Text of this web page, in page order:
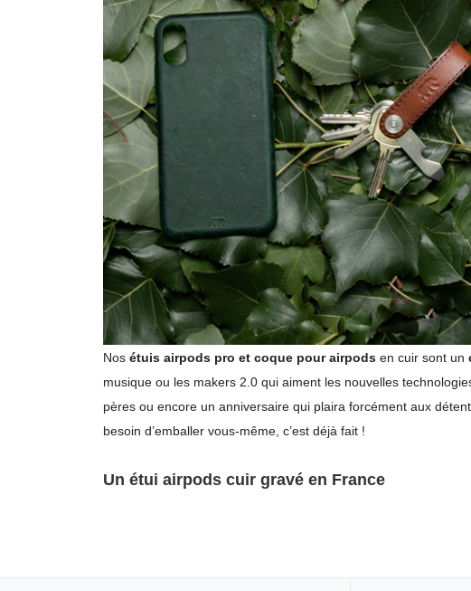
Nos étuis airpods pro et coque pour airpods en cuir sont un
musique ou les makers 2.0 qui aiment les nouvelles
pères ou encore un anniversaire qui plaira forcément aux
besoin d’emballer vous-même, c’est déjà fait !
Un étui airpods cuir gravé en France